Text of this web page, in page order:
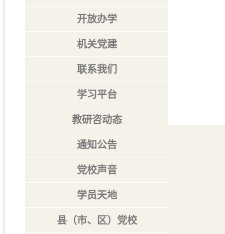
开放办学
机关党建
联系我们
学习平台
教研咨动态
通知公告
党校声音
学员天地
县（市、区）党校